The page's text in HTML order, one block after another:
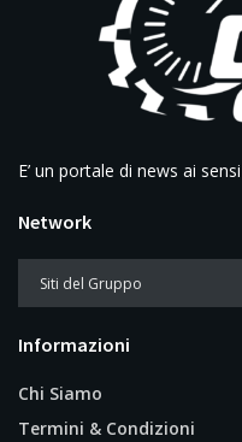
E’ un portale di news ai
Network
Informazioni
Chi Siamo
Termini & Condizioni